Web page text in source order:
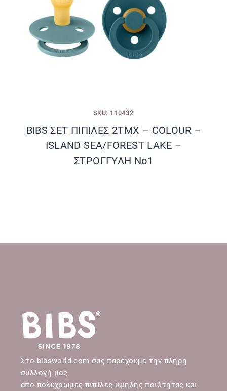
SKU: 110432
BIBS ΣΕΤ ΠΙΠΙΛΕΣ 2ΤΜΧ – COLOUR –
ISLAND SEA/FOREST LAKE –
ΣΤΡΟΓΓΥΛΗ No1
Στο bibsworld.com σας παρέχουμε την πλήρη
συλλογή μας
από πολύχρωμες πιπίλες υψηλής ποιότητας και